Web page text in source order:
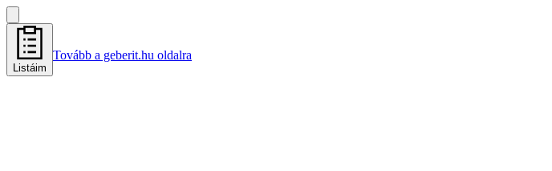
Listáim
Tovább a geberit.hu oldalra